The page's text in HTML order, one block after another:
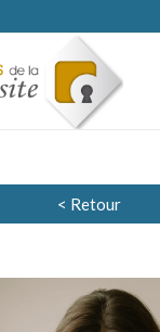
< Retour